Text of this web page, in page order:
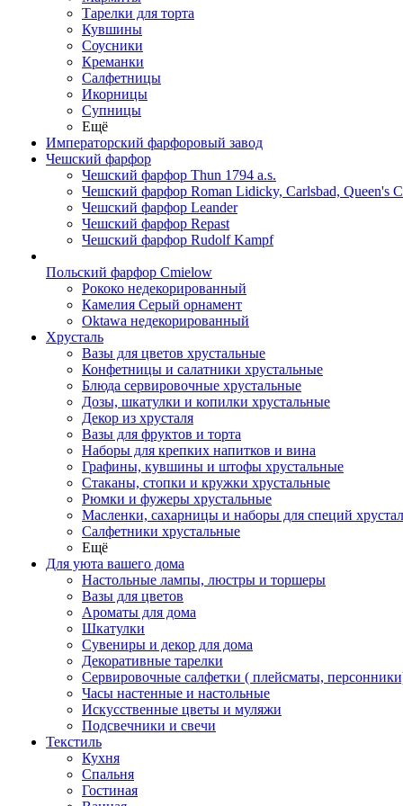
Тарелки для торта
Кувшины
Соусники
Креманки
Салфетницы
Икорницы
Супницы
Ещё
Императорский фарфоровый завод
Чешский фарфор
Чешский фарфор Thun 1794 a.s.
Чешский фарфор Roman Lidicky, Carlsbad, Queen's
Чешский фарфор Leander
Чешский фарфор Repast
Чешский фарфор Rudolf Kampf
Польский фарфор Сmielow
Рококо недекорированный
Камелия Серый орнамент
Oktawa недекорированный
Хрусталь
Вазы для цветов хрустальные
Конфетницы и салатники хрустальные
Блюда сервировочные хрустальные
Дозы, шкатулки и копилки хрустальные
Декор из хрусталя
Вазы для фруктов и торта
Наборы для крепких напитков и вина
Графины, кувшины и штофы хрустальные
Стаканы, стопки и кружки хрустальные
Рюмки и фужеры хрустальные
Масленки, сахарницы и наборы для специй
Салфетники хрустальные
Ещё
Для уюта вашего дома
Настольные лампы, люстры и торшеры
Вазы для цветов
Ароматы для дома
Шкатулки
Сувениры и декор для дома
Декоративные тарелки
Сервировочные салфетки ( плейсматы,
Часы настенные и настольные
Искусственные цветы и муляжи
Подсвечники и свечи
Текстиль
Кухня
Спальня
Гостиная